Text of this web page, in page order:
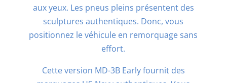
aux yeux. Les pneus pleins présentent des
sculptures authentiques. Donc, vous
positionnez le véhicule en remorquage sans
effort.
Cette version MD-3B Early fournit des